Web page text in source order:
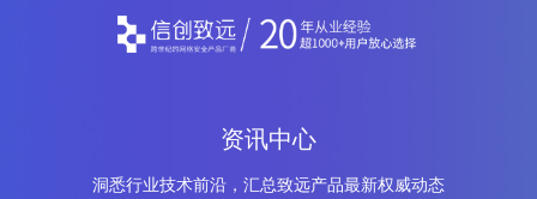
资讯中心
洞悉行业技术前沿，汇总致远产品最新权威动态